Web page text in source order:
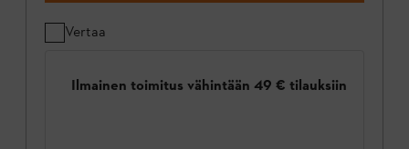
Vertaa
Ilmainen toimitus vähintään 49 € tilauksiin